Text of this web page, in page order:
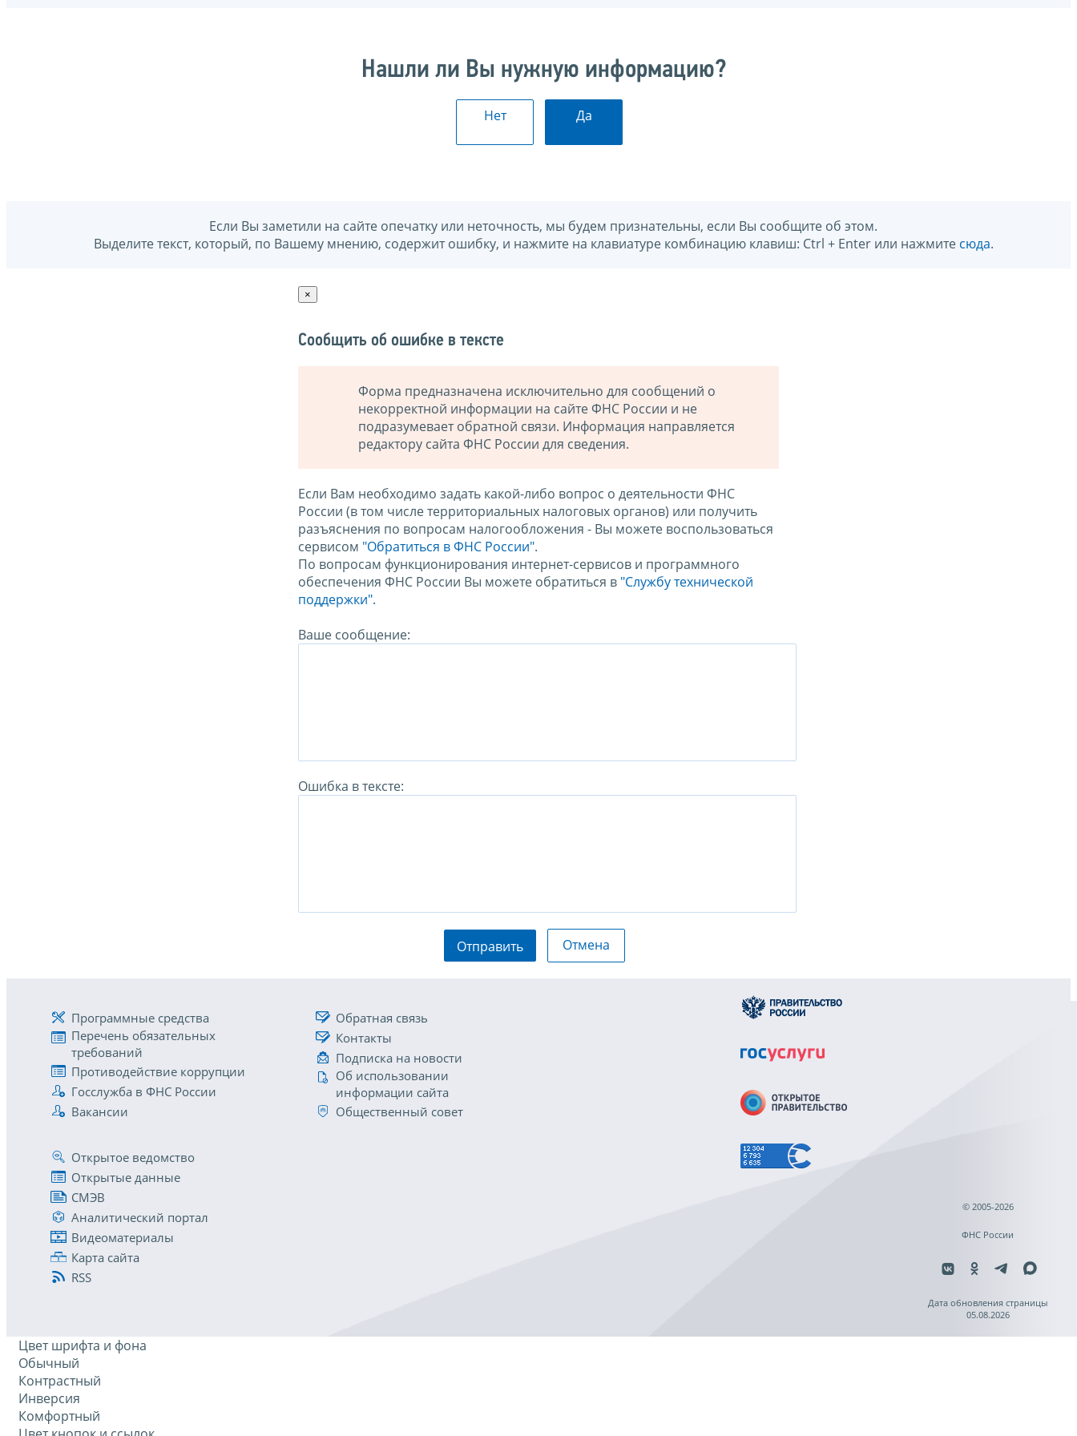
Нашли ли Вы нужную информацию?
Нет Да
Если Вы заметили на сайте опечатку или неточность, мы будем признательны, если Вы сообщите об этом.
Выделите текст, который, по Вашему мнению, содержит ошибку, и нажмите на клавиатуре комбинацию клавиш: Ctrl + Enter или нажмите сюда.
×
Сообщить об ошибке в тексте
Форма предназначена исключительно для сообщений о
некорректной информации на сайте ФНС России и не
подразумевает обратной связи. Информация направляется
редактору сайта ФНС России для сведения.
Если Вам необходимо задать какой-либо вопрос о деятельности ФНС
России (в том числе территориальных налоговых органов) или получить
разъяснения по вопросам налогообложения - Вы можете воспользоваться
сервисом "Обратиться в ФНС России".
По вопросам функционирования интернет-сервисов и программного
обеспечения ФНС России Вы можете обратиться в "Службу технической
поддержки".
Ваше сообщение:
Ошибка в тексте:
Отправить Отмена
Программные средства
Перечень обязательных
требований
Противодействие коррупции
Госслужба в ФНС России
Вакансии
Обратная связь
Контакты
Подписка на новости
Об использовании
информации сайта
Общественный совет
Открытое ведомство
Открытые данные
СМЭВ
Аналитический портал
Видеоматериалы
Карта сайта
RSS
© 2005-2026
ФНС России
Дата обновления страницы
05.08.2026
Цвет шрифта и фона
Обычный
Контрастный
Инверсия
Комфортный